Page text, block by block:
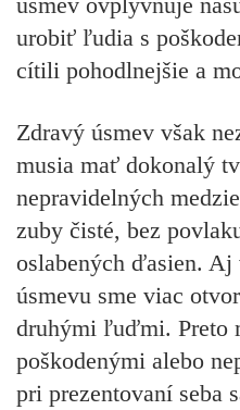
urobiť ľudia s
cítili pohodlnejšie a
Zdravý úsmev však
musia mať dokonalý
nepravidelných
zuby čisté, bez
oslabených ďasien. Aj
úsmevu sme viac
druhými ľuďmi. Preto
poškodenými alebo
pri prezentovaní seba